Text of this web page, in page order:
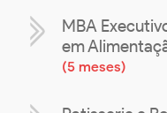
MBA
em
(5 meses)